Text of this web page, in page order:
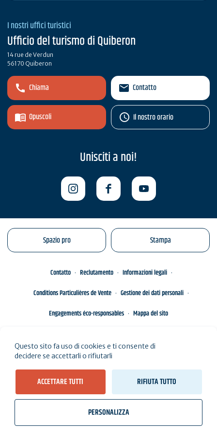
I nostri uffici turistici
Ufficio del turismo di Quiberon
14 rue de Verdun
56170 Quiberon
Chiama
Opuscoli
Contatto
Il nostro orario
Unisciti a noi!
Spazio pro Stampa
Contatto Reclutamento
Informazioni legali
Conditions Particulières de Vente
Gestione dei dati personali
Engagements éco-responsables
Mappa del sito
Questo sito fa uso di cookies e ti consente di
decidere se accettarli o rifiutarli
ACCETTARE TUTTI RIFIUTA TUTTO
PERSONALIZZA